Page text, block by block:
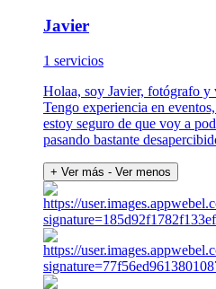
Javier
1 servicios
Holaa, soy Javier, fotógrafo y
Tengo experiencia en
estoy seguro de que voy a
pasando bastante
+ Ver más - Ver menos